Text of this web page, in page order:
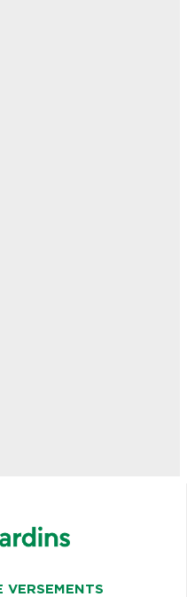
VERSEMENTS